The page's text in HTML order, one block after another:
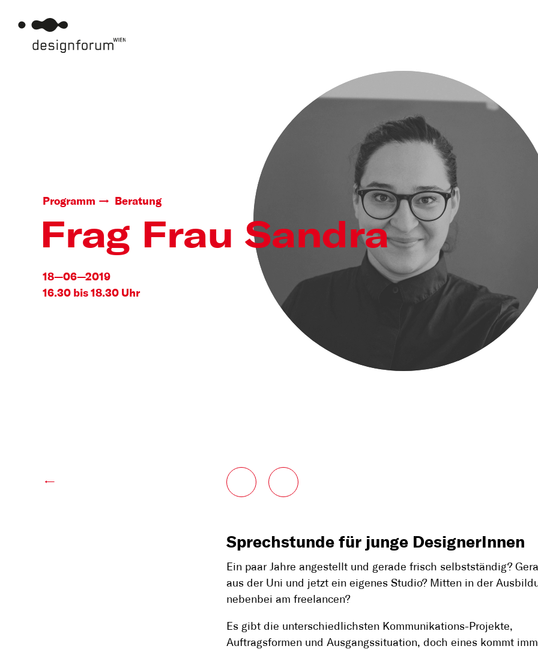
Programm Beratung
Frag Frau Sandra
18—06—2019
16.30 bis 18.30 Uhr
←
Sprechstunde für junge DesignerInnen
Ein paar Jahre angestellt und gerade frisch selbstständig?
aus der Uni und jetzt ein eigenes Studio? Mitten in der
nebenbei am freelancen?
Es gibt die unterschiedlichsten Kommunikations-Projekte,
Auftragsformen und Ausgangssituation, doch eines kommt